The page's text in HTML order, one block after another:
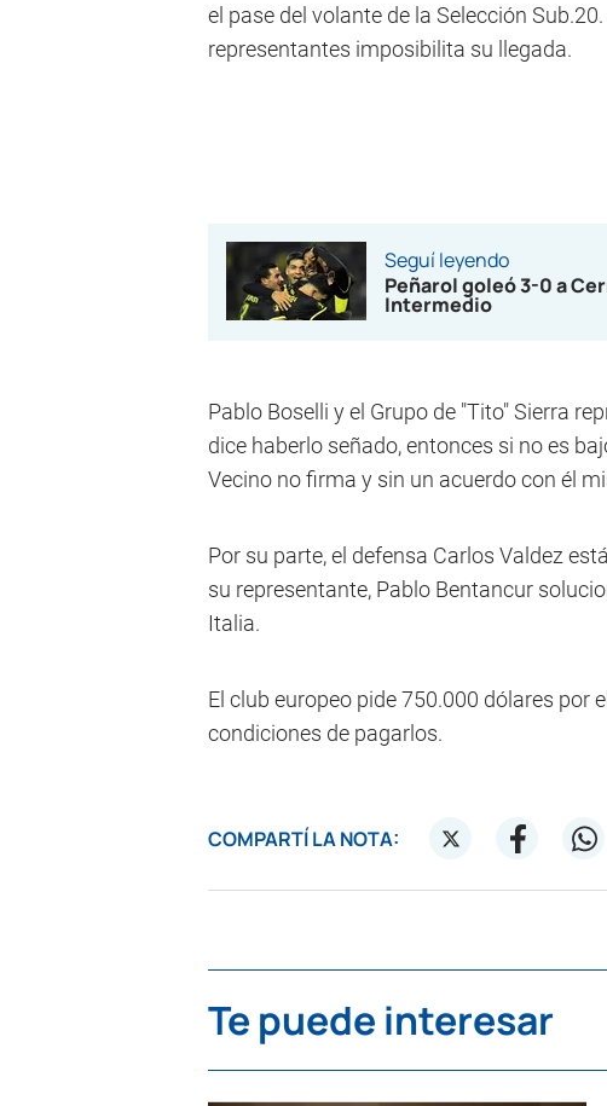
el pase del volante de la Selección
representantes imposibilita su llegada.
Seguí leyendo
Peñarol goleó 3-0 a
Intermedio
Pablo Boselli y el Grupo de "Tito" Sierra
dice haberlo señado, entonces si no es
Vecino no firma y sin un acuerdo con él
Por su parte, el defensa Carlos Valdez
su representante, Pablo Bentancur
Italia.
El club europeo pide 750.000 dólares por
condiciones de pagarlos.
COMPARTÍ LA NOTA:
Te puede interesar